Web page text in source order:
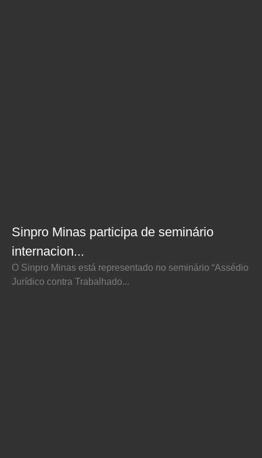
Sinpro Minas participa de seminário
internacion...
O Sinpro Minas está representado no seminário “Assédio
Jurídico contra Trabalhado...